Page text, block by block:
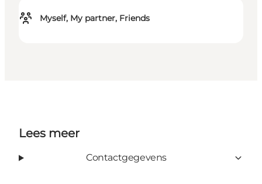
Myself, My partner, Friends
Lees meer
Contactgegevens